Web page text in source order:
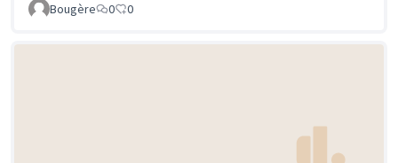
Bougère
0 0